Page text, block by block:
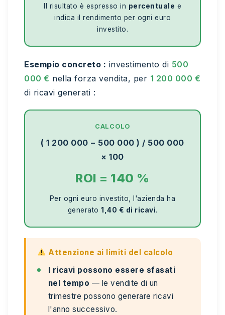
Il risultato è espresso in percentuale e
indica il rendimento per ogni euro
investito.
Esempio concreto : investimento di 500
000 € nella forza vendita, per 1 200 000 €
di ricavi generati :
CALCOLO
( 1 200 000 − 500 000 ) / 500 000
× 100
ROI = 140 %
Per ogni euro investito, l'azienda ha
generato 1,40 € di ricavi.
Attenzione ai limiti del calcolo
I ricavi possono essere sfasati
nel tempo — le vendite di un
trimestre possono generare ricavi
l'anno successivo.